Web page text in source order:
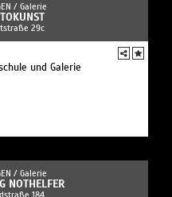
/ Galerie
29c
und Galerie
/ Galerie
NOTHELFER
184